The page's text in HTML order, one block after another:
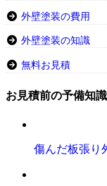
外壁塗装の費用
外壁塗装の知識
無料お見積
お見積前の予備知
傷んだ板張り